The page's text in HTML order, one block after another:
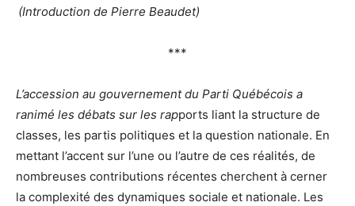
(Introduction de Pierre Beaudet)
***
L’accession au gouvernement du Parti Québécois a
ranimé les débats sur les rapports liant la structure de
classes, les partis politiques et la question nationale. En
mettant l’accent sur l’une ou l’autre de ces réalités, de
nombreuses contributions récentes cherchent à cerner
la complexité des dynamiques sociale et nationale. Les